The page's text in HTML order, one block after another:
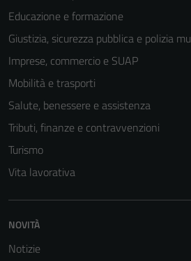
Educazione e formazione
Giustizia, sicurezza pubblica e polizia
Imprese, commercio e SUAP
Mobilità e trasporti
Salute, benessere e assistenza
Tributi, finanze e contravvenzioni
Turismo
Vita lavorativa
NOVITÀ
Notizie